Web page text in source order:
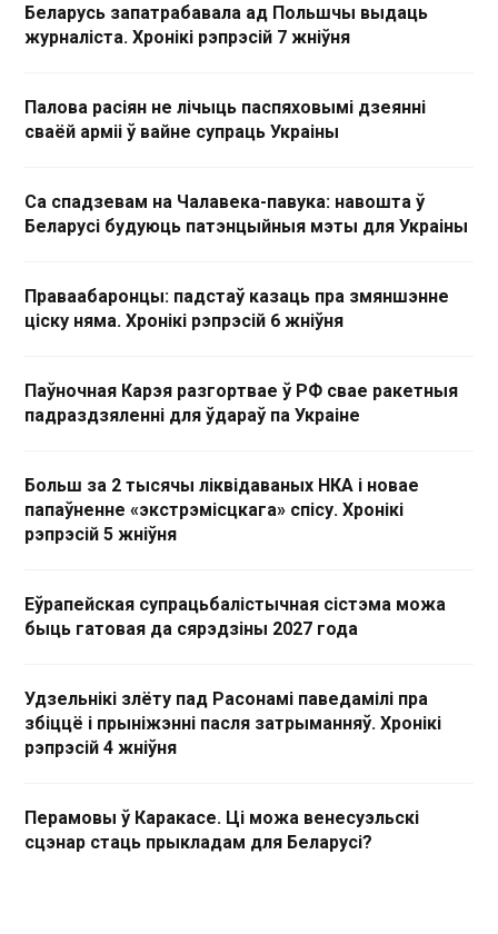
Беларусь запатрабавала ад Польшчы выдаць
журналіста. Хронікі рэпрэсій 7 жніўня
Палова расіян не лічыць паспяховымі дзеянні
сваёй арміі ў вайне супраць Украіны
Са спадзевам на Чалавека-павука: навошта ў
Беларусі будуюць патэнцыйныя мэты для Украіны
Праваабаронцы: падстаў казаць пра змяншэнне
ціску няма. Хронікі рэпрэсій 6 жніўня
Паўночная Карэя разгортвае ў РФ свае ракетныя
падраздзяленні для ўдараў па Украіне
Больш за 2 тысячы ліквідаваных НКА і новае
папаўненне «экстрэмісцкага» спісу. Хронікі
рэпрэсій 5 жніўня
Еўрапейская супрацьбалістычная сістэма можа
быць гатовая да сярэдзіны 2027 года
Удзельнікі злёту пад Расонамі паведамілі пра
збіццё і прыніжэнні пасля затрыманняў. Хронікі
рэпрэсій 4 жніўня
Перамовы ў Каракасе. Ці можа венесуэльскі
сцэнар стаць прыкладам для Беларусі?